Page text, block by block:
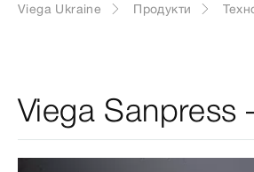
Viega Ukraine Продукти
Viega Sanpress